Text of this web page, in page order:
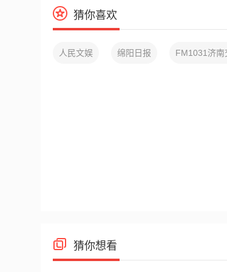
猜你喜欢
人民文娱 绵阳日报 FM1031济南
猜你想看